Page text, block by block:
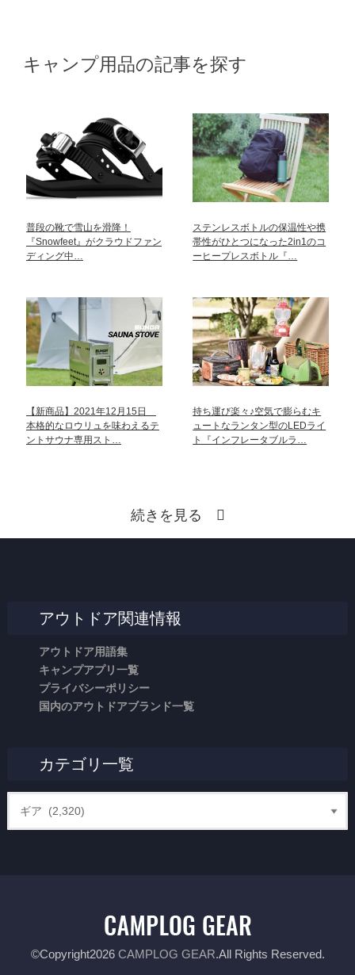
キャンプ用品の記事を探す
普段の靴で雪山を滑降！
『Snowfeet』がクラウドファン
ディング中…
ステンレスボトルの保温性や携
帯性がひとつになった2in1のコ
ーヒープレスボトル『…
【新商品】2021年12月15日
本格的なロウリュを味わえるテ
ントサウナ専用スト…
持ち運び楽々♪空気で膨らむキ
ュートなランタン型のLEDライ
ト『インフレータブルラ…
続きを見る
アウトドア関連情報
アウトドア用語集
キャンプアプリ一覧
プライバシーポリシー
国内のアウトドアブランド一覧
カテゴリ一覧
©Copyright2026 CAMPLOG GEAR.All Rights Reserved.